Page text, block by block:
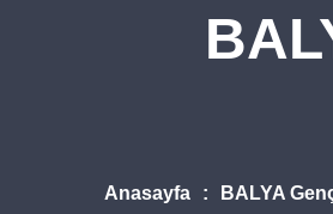
Anasayfa BALYA